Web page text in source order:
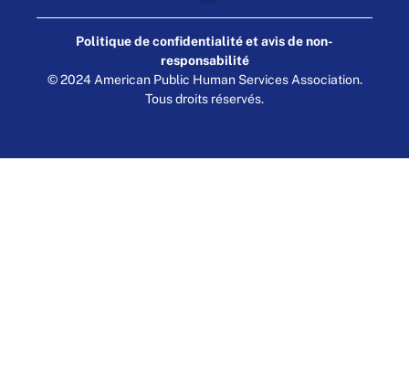
Politique de confidentialité et avis de non-
responsabilité
© 2024 American Public Human Services Association.
Tous droits réservés.